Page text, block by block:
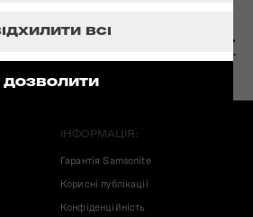
ДОЗВОЛИТИ
ВСІ
ІНФОРМАЦІЯ:
Гарантія Samsonite
Корисні публікації
Конфіденційність